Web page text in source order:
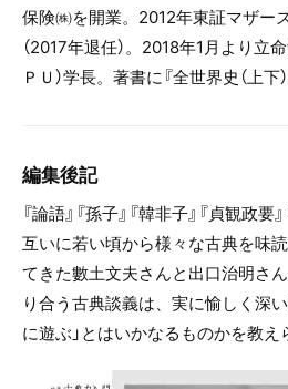
保険㈱を開業。2012年東証マザー
（2017年退任）。2018年1月より立
ＰＵ）学長。著書に『全世界史（上下
編集後記
『論語』『孫子』『韓非子』『貞観政
互いに若い頃から様々な古典を味
てきた數土文夫さんと出口治明さ
り合う古典談義は、実に愉しく深
に遊ぶ」とはいかなるものかを教え